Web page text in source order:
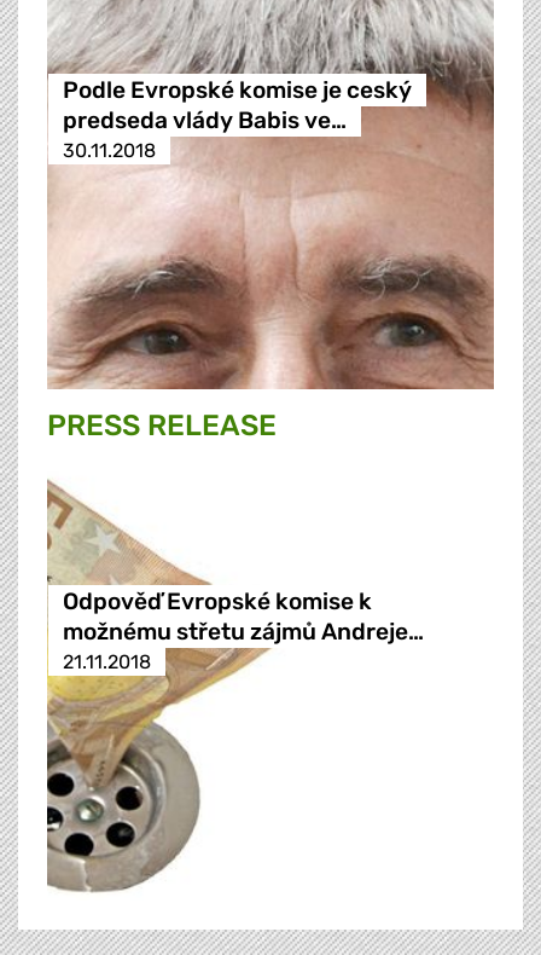
Podle Evropské komise je ceský
predseda vlády Babis ve…
30.11.2018
PRESS RELEASE
Odpověď Evropské komise k
možnému střetu zájmů Andreje…
21.11.2018